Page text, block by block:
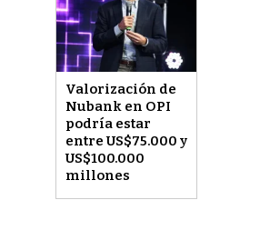
Valorización de
Nubank en OPI
podría estar
entre US$75.000 y
US$100.000
millones